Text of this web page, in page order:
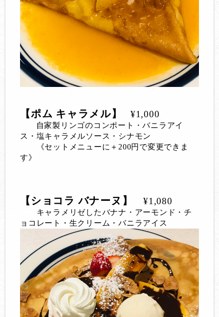
【ポム キャラメル】 ¥1,000
自家製リンゴのコンポート・バニラアイ
ス・塩キャラメルソース・シナモン
《セットメニューに＋200円で変更できま
す》
【ショコラ バナーヌ】¥1,080
キャラメリゼしたバナナ・アーモンド・チ
ョコレート・生クリーム・バニラアイス